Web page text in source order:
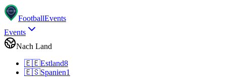
FootballEvents
Events
Nach Land
🇪🇪Estland8
🇪🇸Spanien1